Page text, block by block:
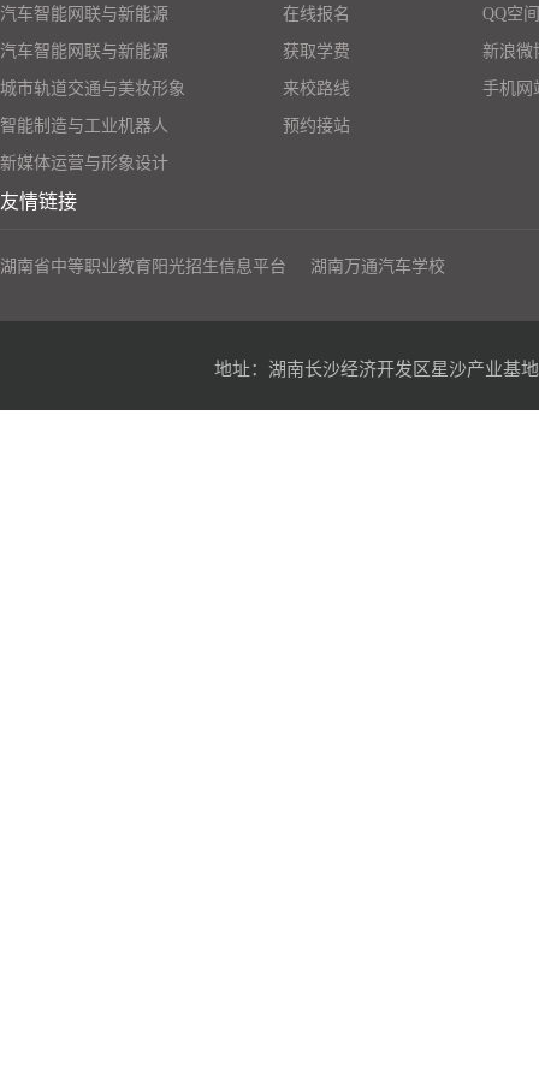
汽车智能网联与新能源
汽车智能网联与新能源
城市轨道交通与美妆形象
智能制造与工业机器人
新媒体运营与形象设计
在线报名
获取学费
来校路线
预约接站
QQ空间
新浪微
手机网
友情链接
湖南省中等职业教育阳光招生信息平台 湖南万通汽车学校
地址：湖南长沙经济开发区星沙产业